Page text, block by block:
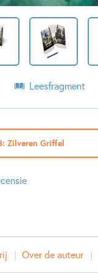
Leesfragment
Zilveren Griffel
Over de auteur